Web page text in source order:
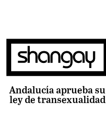
Andalucía aprueba su
ley de transexualidad